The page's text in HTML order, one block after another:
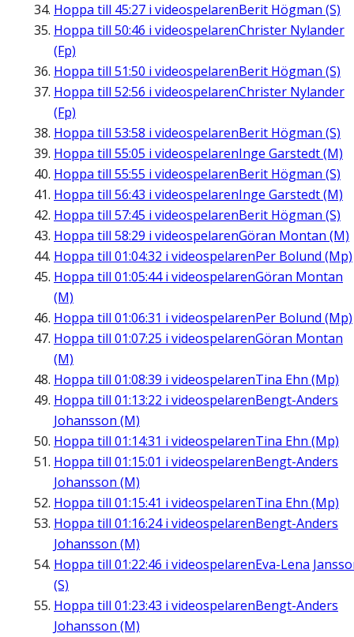
Hoppa till 45:27 i videospelarenBerit Högman (S)
Hoppa till 50:46 i videospelarenChrister Nylander
(Fp)
Hoppa till 51:50 i videospelarenBerit Högman (S)
Hoppa till 52:56 i videospelarenChrister Nylander
(Fp)
Hoppa till 53:58 i videospelarenBerit Högman (S)
Hoppa till 55:05 i videospelarenInge Garstedt (M)
Hoppa till 55:55 i videospelarenBerit Högman (S)
Hoppa till 56:43 i videospelarenInge Garstedt (M)
Hoppa till 57:45 i videospelarenBerit Högman (S)
Hoppa till 58:29 i videospelarenGöran Montan (M)
Hoppa till 01:04:32 i videospelarenPer Bolund (Mp)
Hoppa till 01:05:44i videospelarenGöran Montan
(M)
Hoppa till 01:06:31 i videospelarenPer Bolund (Mp)
Hoppa till 01:07:25 i videospelarenGöran Montan
(M)
Hoppa till 01:08:39 i videospelarenTina Ehn (Mp)
Hoppa till 01:13:22 i videospelarenBengt-Anders
Johansson (M)
Hoppa till 01:14:31 i videospelarenTina Ehn (Mp)
Hoppa till 01:15:01 i videospelarenBengt-Anders
Johansson (M)
Hoppa till 01:15:41 i videospelarenTina Ehn (Mp)
Hoppa till 01:16:24i videospelarenBengt-Anders
Johansson (M)
Hoppa till 01:22:46 i videospelarenEva-Lena
(S)
Hoppa till 01:23:43 i videospelarenBengt-Anders
Johansson (M)